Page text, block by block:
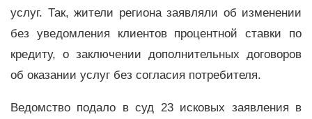
услуг. Так, жители региона заявляли об изменении
без уведомления клиентов процентной ставки по
кредиту, о заключении дополнительных договоров
об оказании услуг без согласия потребителя.
Ведомство подало в суд 23 исковых заявления в